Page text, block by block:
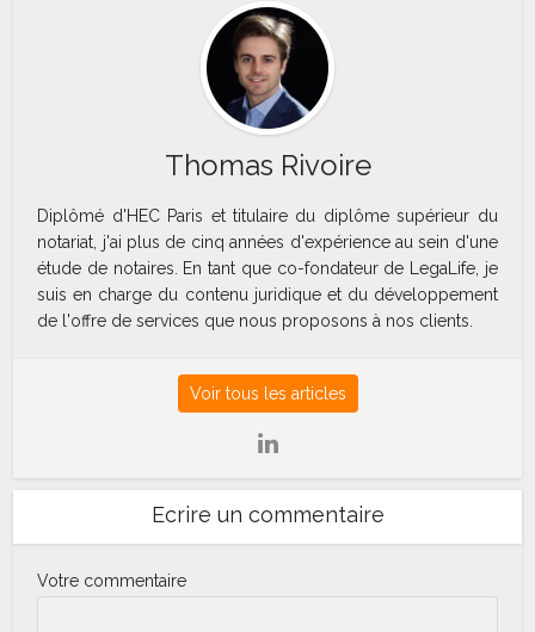
Thomas Rivoire
Diplômé d'HEC Paris et titulaire du diplôme supérieur du
notariat, j'ai plus de cinq années d'expérience au sein d'une
étude de notaires. En tant que co-fondateur de LegaLife, je
suis en charge du contenu juridique et du développement
de l'offre de services que nous proposons à nos clients.
Voir tous les articles
Ecrire un commentaire
Votre commentaire